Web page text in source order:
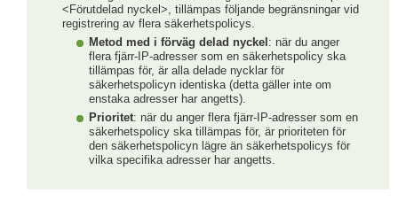
<Förutdelad nyckel>, tillämpas följande begränsningar vid
registrering av flera säkerhetspolicys.
Metod med i förväg delad nyckel : när du anger
flera fjärr-IP-adresser som en säkerhetspolicy ska
tillämpas för, är alla delade nycklar för
säkerhetspolicyn identiska (detta gäller inte om
enstaka adresser har angetts).
Prioritet: när du anger flera fjärr-IP-adresser som en
säkerhetspolicy ska tillämpas för, är prioriteten för
den säkerhetspolicyn lägre än säkerhetspolicys för
vilka specifika adresser har angetts.